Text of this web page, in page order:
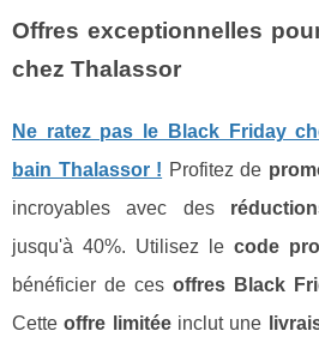
Offres exceptionnelles
chez Thalassor
Ne ratez pas le Black Friday
bain Thalassor ! Profitez de
incroyables avec des
jusqu'à 40%. Utilisez lecode
bénéficier de ces offres Black
Cetteoffre limitéeinclut une